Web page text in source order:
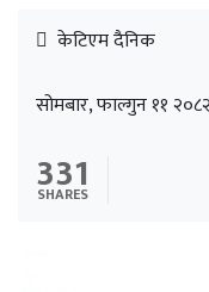
केटिएम दैनिक
सोमबार, फाल्गुन ११ २०८२
331
SHARES